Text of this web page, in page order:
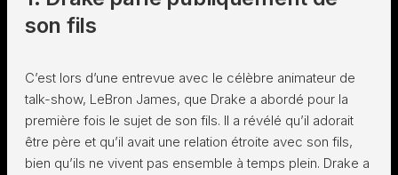
son fils
C’est lors d’une entrevue avec le célèbre animateur de
talk-show, LeBron James, que Drake a abordé pour la
première fois le sujet de son fils. Il a révélé qu’il adorait
être père et qu’il avait une relation étroite avec son fils,
bien qu’ils ne vivent pas ensemble à temps plein. Drake a